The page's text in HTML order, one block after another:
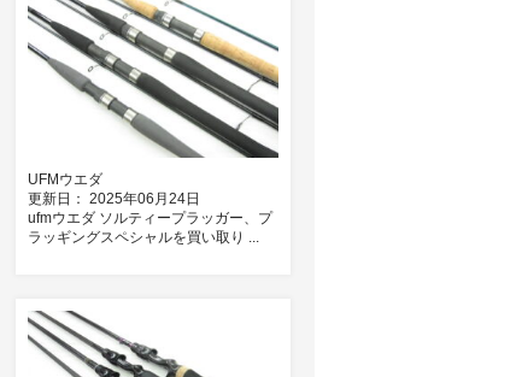
UFMウエダ
更新日： 2025年06月24日
ufmウエダ ソルティープラッガー、プ
ラッギングスペシャルを買い取り ...